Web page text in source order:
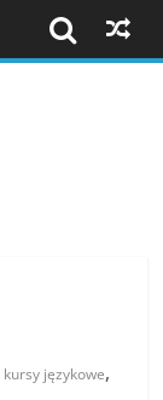
kursy językowe,